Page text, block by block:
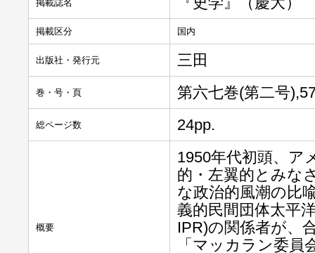
掲載誌名
掲載区分 国内
出版社・発行元 三田
巻・号・頁 第六七巻(第二号
総ページ数 24pp.
概要
1950年代初頭、ア
的・左翼的とみな
な政治的風潮の比
義的民間団体太平
IPR)の関係者が、
「マッカラン委